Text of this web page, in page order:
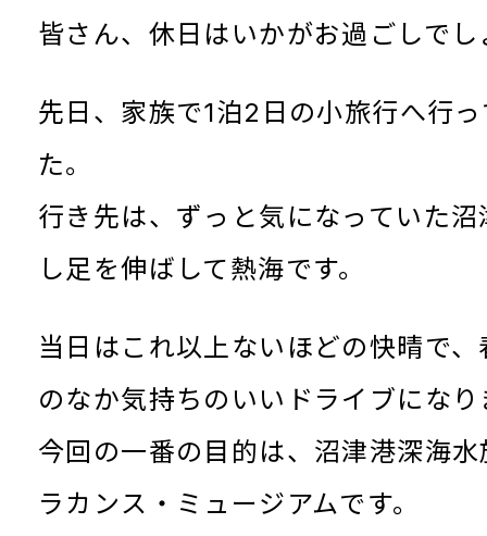
皆さん、休日はいかがお過ごしで
先日、家族で1泊2日の小旅行へ行
た。
行き先は、ずっと気になっていた沼
し足を伸ばして熱海です。
当日はこれ以上ないほどの快晴で
のなか気持ちのいいドライブにな
今回の一番の目的は、沼津港深海
ラカンス・ミュージアムです。